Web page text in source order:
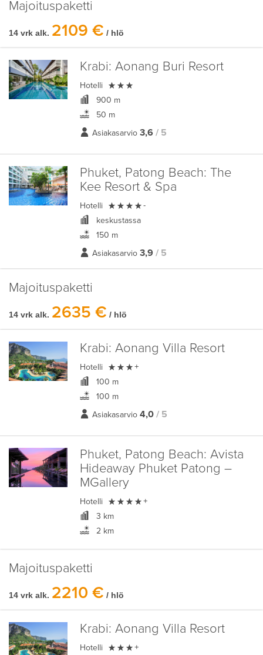
Majoituspaketti
14 vrk alk. 2109 € / hlö
Krabi: Aonang Buri Resort
Hotelli 
900 m
50 m
Asiakasarvio 3,6 / 5
Phuket, Patong Beach: The
Kee Resort & Spa
Hotelli  -
keskustassa
150 m
Asiakasarvio 3,9 / 5
Majoituspaketti
14 vrk alk. 2635 € / hlö
Krabi: Aonang Villa Resort
Hotelli  +
100 m
100 m
Asiakasarvio 4,0 / 5
Phuket, Patong Beach: Avista
Hideaway Phuket Patong –
MGallery
Hotelli  +
3 km
2 km
Majoituspaketti
14 vrk alk. 2210 € / hlö
Krabi: Aonang Villa Resort
Hotelli  +